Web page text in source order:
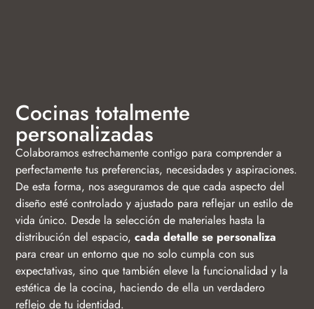
Cocinas totalmente
personalizadas
Colaboramos estrechamente contigo para comprender a
perfectamente tus preferencias, necesidades y aspiraciones.
De esta forma, nos aseguramos de que cada aspecto del
diseño esté controlado y ajustado para reflejar un estilo de
vida único. Desde la selección de materiales hasta la
distribución del espacio,cada detalle se personaliza
para crear un entorno que no solo cumpla con sus
expectativas, sino que también eleve la funcionalidad y la
estética de la cocina, haciendo de ella un verdadero
reflejo de tu identidad.